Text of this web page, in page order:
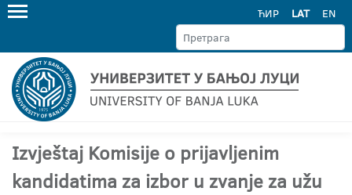
ЋИР LAT EN
Izvještaj Komisije o prijavljenim
kandidatima za izbor u zvanje za užu